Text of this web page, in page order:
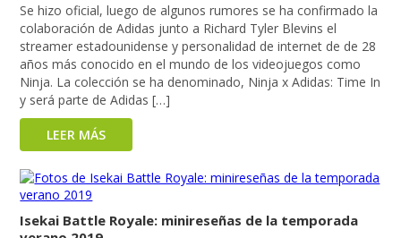
Se hizo oficial, luego de algunos rumores se ha confirmado la
colaboración de Adidas junto a Richard Tyler Blevins el
streamer estadounidense y personalidad de internet de de 28
años más conocido en el mundo de los videojuegos como
Ninja. La colección se ha denominado, Ninja x Adidas: Time In
y será parte de Adidas […]
LEER MÁS
Isekai Battle Royale: minireseñas de la temporada